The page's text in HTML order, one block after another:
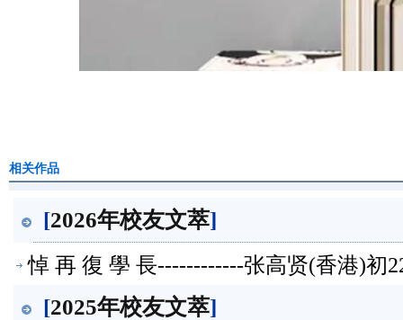
相关作品
[2026年校友文萃]
悼 再 復 學 長------------张高贤(香港)初
[2025年校友文萃]